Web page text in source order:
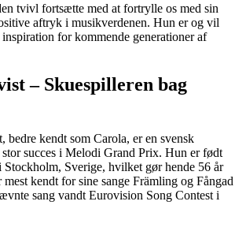
tvivl fortsætte med at fortrylle os med sin
aftryk i musikverdenen. Hun er og vil
for kommende generationer af
– Skuespilleren bag
bedre kendt som Carola, er en svensk
stor succes i Melodi Grand Prix. Hun er født
Stockholm, Sverige, hvilket gør hende 56 år
kendt for sine sange Främling og Fångad
sang vandt Eurovision Song Contest i